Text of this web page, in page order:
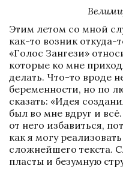
Этим летом со мной
как-то возник откуда-
«Голос Зангези»
которые ко мне
делать. Что-то вроде
беременности, но по
сказать: «Идея
был во мне вдруг и
от него избавиться,
как я могу
сложнейшего текста.
пласты и безумную